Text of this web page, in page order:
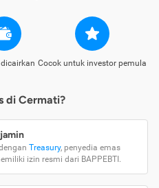
Cocok untuk investor pemula
di Cermati?
Treasury, penyedia emas
izin resmi dari BAPPEBTI.